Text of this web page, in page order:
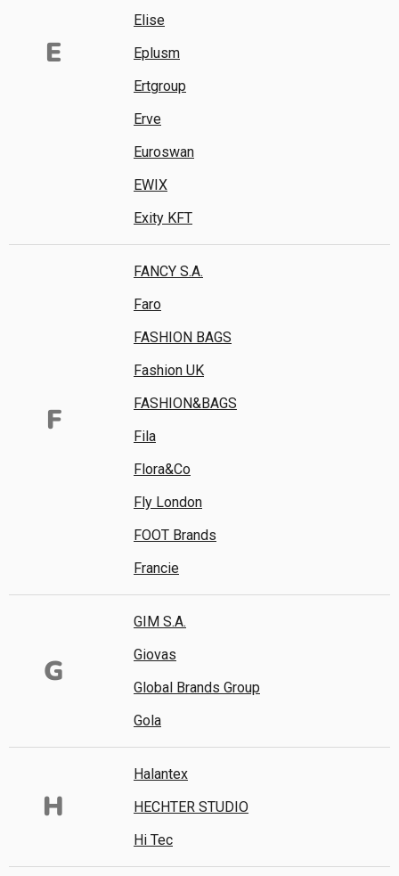
E
Elise
Eplusm
Ertgroup
Erve
Euroswan
EWIX
Exity KFT
F
FANCY S.A.
Faro
FASHION BAGS
Fashion UK
FASHION&BAGS
Fila
Flora&Co
Fly London
FOOT Brands
Francie
G
GIM S.A.
Giovas
Global Brands Group
Gola
H
Halantex
HECHTER STUDIO
Hi Tec